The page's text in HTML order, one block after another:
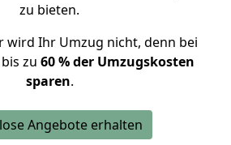
zu bieten.
wird Ihr Umzug nicht, denn bei
zu 60 % der Umzugskosten
sparen.
Angebote erhalten